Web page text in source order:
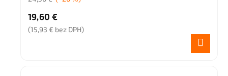
19,60 €
(15,93 € bez DPH)